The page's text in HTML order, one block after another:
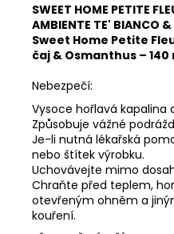
SWEET HOME PETITE
AMBIENTE TE' BIANCO
Sweet Home Petite
čaj & Osmanthus – 140
Nebezpečí:
Vysoce hořlavá kapalina
Způsobuje vážné
Je-li nutná lékařská
nebo štítek výrobku.
Uchovávejte mimo
Chraňte před teplem,
otevřeným ohněm a
kouření.